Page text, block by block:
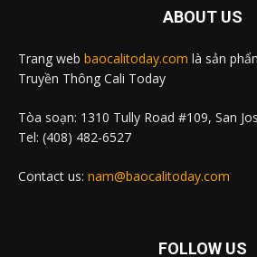
ABOUT US
Trang web baocalitoday.com là sản
Truyền Thông Cali Today
Tòa soạn: 1310 Tully Road #109, San
Tel: (408) 482-6527
Contact us: nam@baocalitoday.com
FOLLOW US